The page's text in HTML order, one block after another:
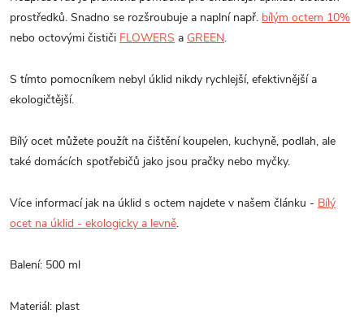
prostředků. Snadno se rozšroubuje a naplní např. bílým octem 10%
nebo octovými čističi FLOWERS a GREEN.
S tímto pomocníkem nebyl úklid nikdy rychlejší, efektivnější a
ekologičtější.
Bílý ocet můžete použít na čištění koupelen, kuchyně, podlah, ale
také domácích spotřebičů jako jsou pračky nebo myčky.
Více informací jak na úklid s octem najdete v našem článku - Bílý
ocet na úklid - ekologicky a levně.
Balení: 500 ml
Materiál: plast